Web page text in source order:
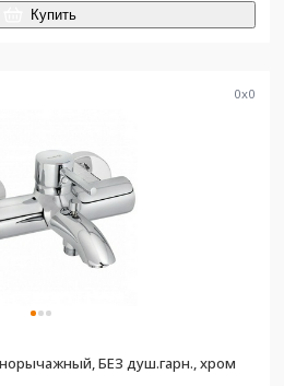
Купить
0x0
БЕЗ душ.гарн., хром